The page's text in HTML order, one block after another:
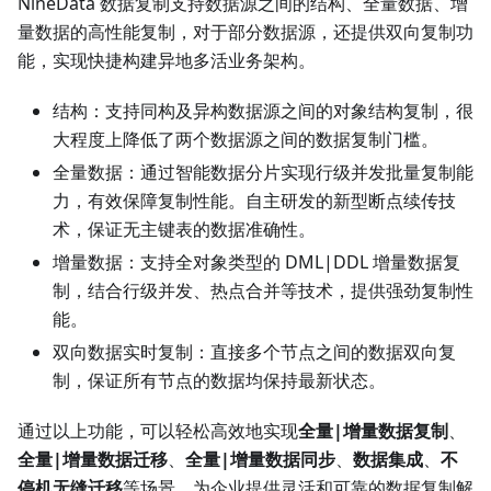
量数据的高性能复制，对于部分数据源，还提供双向复制功
能，实现快捷构建异地多活业务架构。
结构：支持同构及异构数据源之间的对象结构复制，很
大程度上降低了两个数据源之间的数据复制门槛。
全量数据：通过智能数据分片实现行级并发批量复制能
力，有效保障复制性能。自主研发的新型断点续传技
术，保证无主键表的数据准确性。
增量数据：支持全对象类型的 DML|DDL 增量数据复
制，结合行级并发、热点合并等技术，提供强劲复制性
能。
双向数据实时复制：直接多个节点之间的数据双向复
制，保证所有节点的数据均保持最新状态。
通过以上功能，可以轻松高效地实现全量|增量数据复制、
全量|增量数据迁移、 全量|增量数据同步、 数据集成、 不